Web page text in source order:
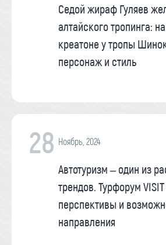
Седой жираф Гуляев
алтайского тропинга:
креатоне у тропы
персонаж и стиль
28 Ноябрь, 2024
Автотуризм – один из
трендов. Турфорум VISIT
перспективы и
направления